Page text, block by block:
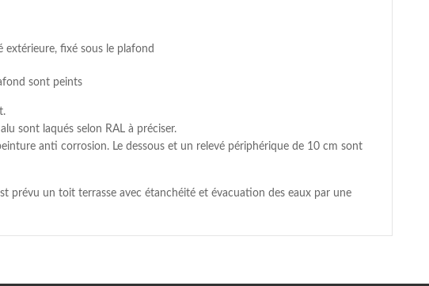
extérieure, fixé sous le plafond
sont peints
sont laqués selon RAL à préciser.
anti corrosion. Le dessous et un relevé périphérique de 10 cm sont
prévu un toit terrasse avec étanchéité et évacuation des eaux par une